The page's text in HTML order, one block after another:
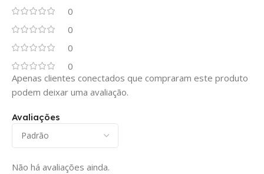
0
0
0
0
Avaliações
Não há avaliações ainda.
Apenas clientes conectados que compraram este produto
podem deixar uma avaliação.